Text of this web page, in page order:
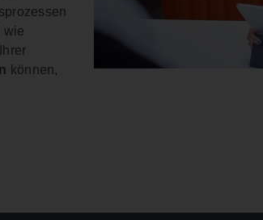
wie
Ihrer
können,